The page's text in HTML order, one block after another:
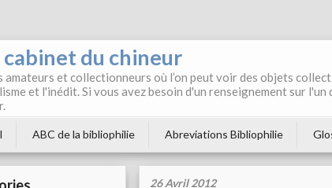
cabinet du chineur
amateurs et collectionneurs où l’on peut voir des objets
et l'inédit. Si vous avez besoin d'un renseignement sur l'un
ABC de la bibliophilie Abreviations Bibliophilie
26 Avril 2012